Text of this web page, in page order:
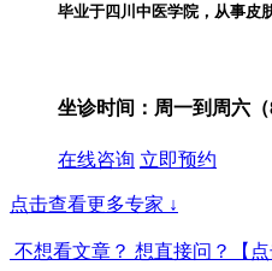
毕业于四川中医学院，从事皮
坐诊时间： 周一到周六（
在线咨询 立即预约
点击查看更多专家 ↓
不想看文章？ 想直接问？ 【